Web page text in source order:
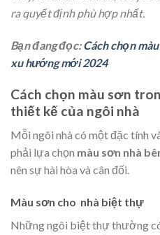
ra quyết định phù hợp nhất.
Bạn đang đọc:Cách chọn
xu hướng mới 2024
Cách chọn màu sơn
thiết kế của ngôi nhà
Mỗi ngôi nhà có một đặc tính
phải lựa chọn màu sơn nhà
nên sự hài hòa và cân đối.
Màu sơn cho nhà biệt thự
Những ngôi biệt thự thường